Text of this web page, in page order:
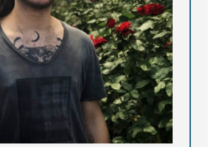
base de dados
publicações na mídia